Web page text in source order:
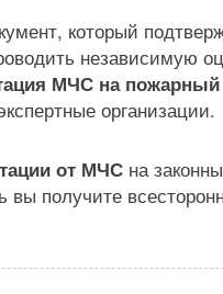
который
независимую
МЧС на пожарный
организации.
от МЧС на
вы получите